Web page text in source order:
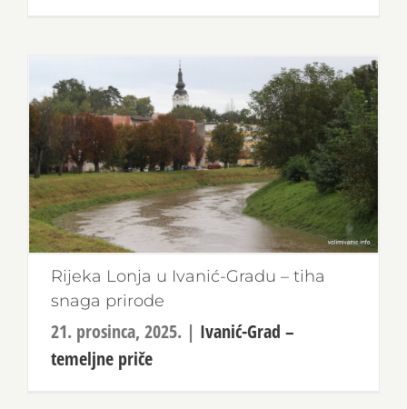
Rijeka Lonja u Ivanić-Gradu – tiha
snaga prirode
21. prosinca, 2025. | Ivanić-Grad –
temeljne priče